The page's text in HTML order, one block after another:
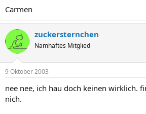
Carmen
zuckersternchen
Namhaftes Mitglied
9 Oktober 2003
nee nee, ich hau doch keinen wirklich.
nich.